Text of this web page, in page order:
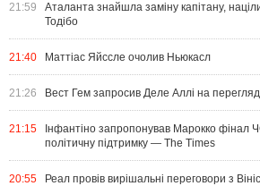
21:59
Аталанта знайшла заміну капітану,
Тодібо
21:40 Маттіас Яйссле очолив Ньюкасл
21:26 Вест Гем запросив Деле Аллі на перегляд
21:15
Інфантіно запропонував Марокко фінал
політичну підтримку — The Times
20:55
Реал провів вирішальні переговори з